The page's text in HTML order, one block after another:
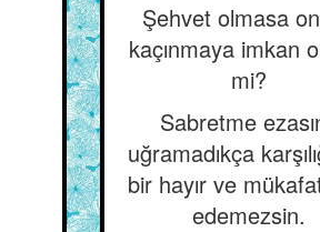
Şehvet olmasa
kaçınmaya imkan
mi?
Sabretme
uğramadıkça
bir hayır ve
edemezsin.